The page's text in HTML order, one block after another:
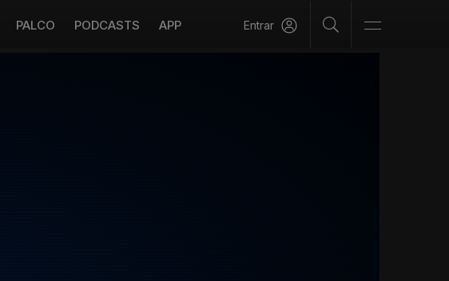
PALCO PODCASTS APP Entrar